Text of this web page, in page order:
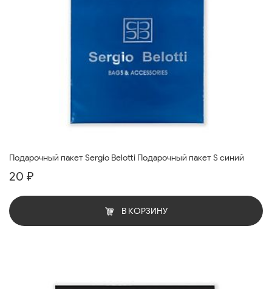
Подарочный пакет Sergio Belotti Подарочный пакет S синий
20 ₽
В КОРЗИНУ